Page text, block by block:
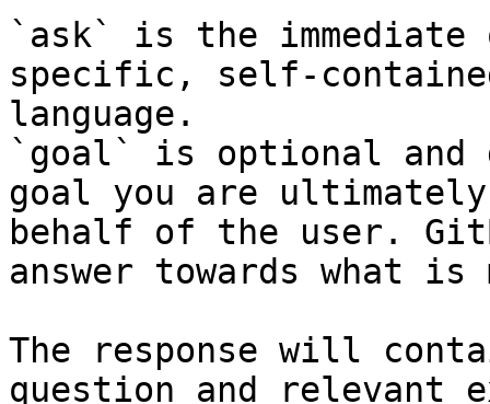
`ask` is the
specific, self-
language.
`goal` is optional and
goal you are
behalf of the user.
answer towards what
The response will
question and relevant